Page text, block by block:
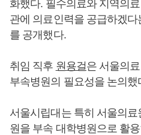
화했다. 필수의료와 지역의
관에 의료인력을 공급하겠다
를 공개했다.
취임 직후 원용걸은 서울의
부속병원의 필요성을 논의했
서울시립대는 특히 서울의
원을 부속 대학병원으로 활